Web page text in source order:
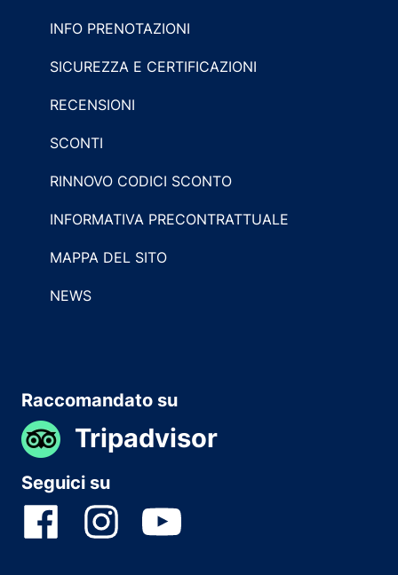
INFO PRENOTAZIONI
SICUREZZA E CERTIFICAZIONI
RECENSIONI
SCONTI
RINNOVO CODICI SCONTO
INFORMATIVA PRECONTRATTUALE
MAPPA DEL SITO
NEWS
Raccomandato su
Tripadvisor
Seguici su